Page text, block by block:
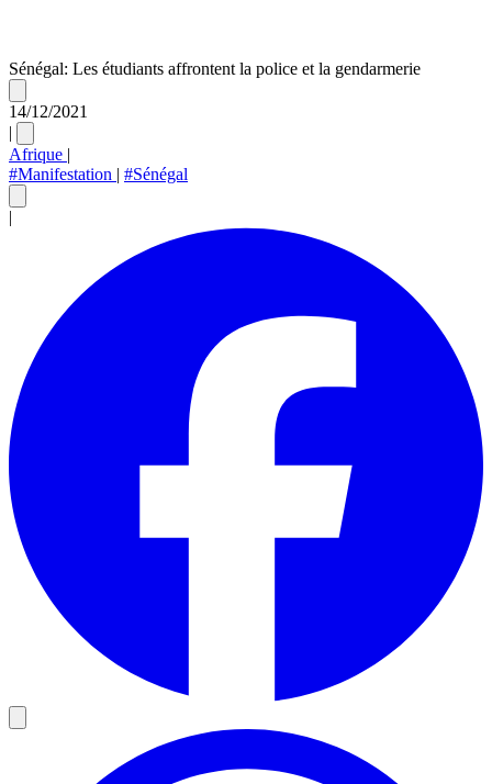
Sénégal: Les étudiants affrontent la police et la gendarmerie
14/12/2021
|
Afrique |
#Manifestation | #Sénégal
|